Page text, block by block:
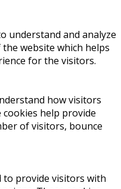
understand and analyze
website which helps
for the visitors.
how visitors
help provide
of visitors, bounce
to provide visitors with